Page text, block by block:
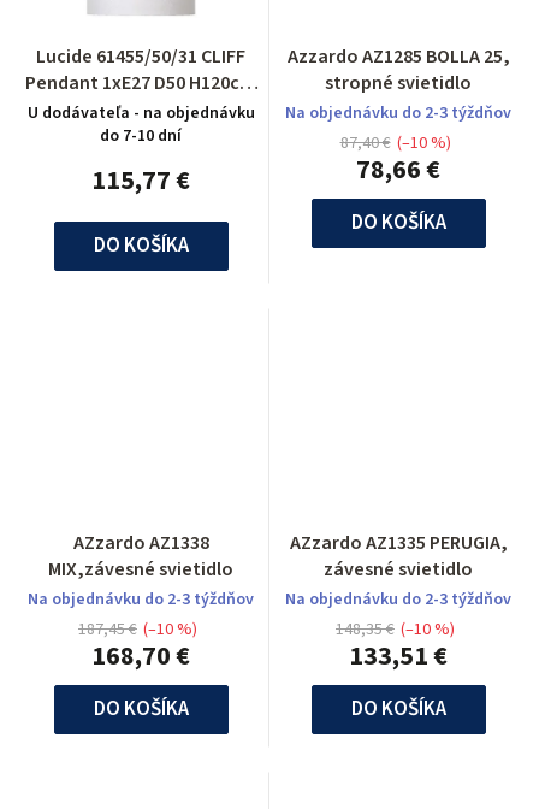
Lucide 61455/50/31 CLIFF
Pendant 1xE27 D50 H120cm
White
U dodávateľa - na objednávku
do 7-10 dní
115,77 €
DO KOŠÍKA
Azzardo AZ1285 BOLLA 25,
stropné svietidlo
Na objednávku do 2-3 týždňov
78,66 €
87,40 € (–10 %)
DO KOŠÍKA
AZzardo AZ1338
MIX,závesné svietidlo
Na objednávku do 2-3 týždňov
168,70 €
187,45 € (–10 %)
DO KOŠÍKA
AZzardo AZ1335 PERUGIA,
závesné svietidlo
Na objednávku do 2-3 týždňov
133,51 €
148,35 € (–10 %)
DO KOŠÍKA